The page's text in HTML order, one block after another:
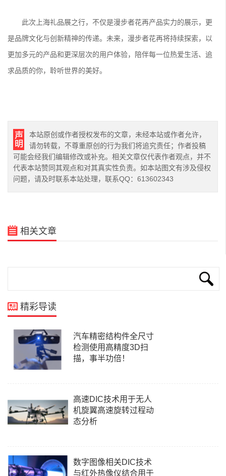
此次上海礼品展之行，不仅是漫步者花再产品实力的展示，更
是品牌文化与创新精神的传递。未来，漫步者花再将持续探索，以
更加多元的产品和更深层次的用户体验，陪伴每一位热爱生活、追
求品质的你，聆听世界的美好。
本站原创或作者授权发布的文章，未经本站或作者允许，
请勿转载，不尊重原创的行为我们将追究责任；作者投稿
可能会经我们编辑修改或补充。相关文章仅代表作者观点，并不
代表本站赞同其观点和对其真实性负责。如本站图文有涉及侵权
问题，请及时联系本站处理，联系QQ：613602343
相关文章
精彩导读
汽车精密结构件全尺寸
检测使用高精度3D扫
描，事半功倍！
高速DIC技术用于无人
机旋翼高速旋转过程动
态分析
数字图像相关DIC技术
与红外热像仪结合用于